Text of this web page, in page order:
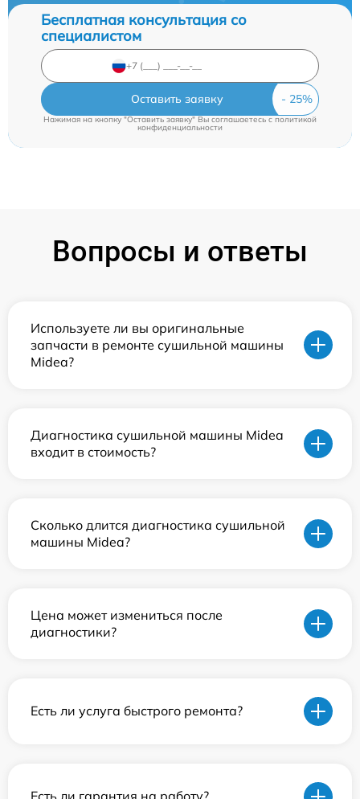
Бесплатная консультация со
специалистом
Оставить заявку
Нажимая на кнопку "Оставить заявку" Вы соглашаетесь cполитикой
конфиденциальности
Вопросы и ответы
Используете ли вы оригинальные
запчасти в ремонте сушильной машины
Midea?
Диагностика сушильной машины Midea
входит в стоимость?
Сколько длится диагностика сушильной
машины Midea?
Цена может измениться после
диагностики?
Есть ли услуга быстрого ремонта?